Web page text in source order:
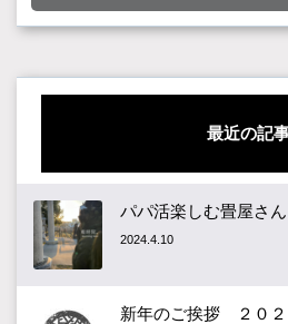
最近の記
パパ活楽しむ畳屋さ
2024.4.10
新年のご挨拶 ２０２